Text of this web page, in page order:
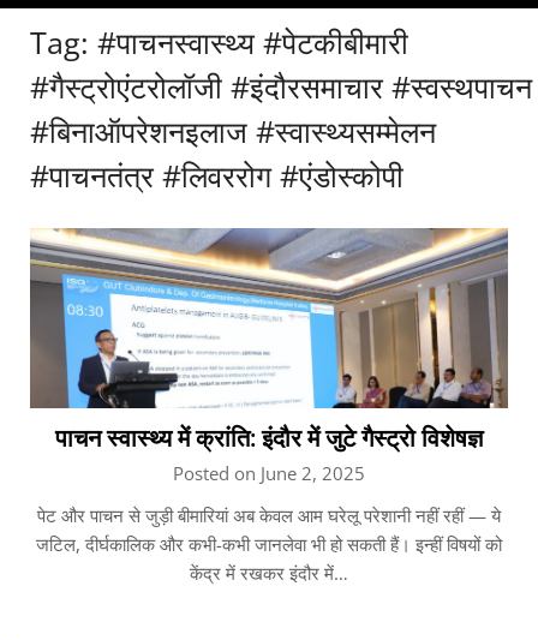
Tag: #पाचनस्वास्थ्य #पेटकीबीमारी
#गैस्ट्रोएंटरोलॉजी #इंदौरसमाचार #स्वस्थपाचन
#बिनाऑपरेशनइलाज #स्वास्थ्यसम्मेलन
#पाचनतंत्र #लिवररोग #एंडोस्कोपी
पाचन स्वास्थ्य में क्रांति: इंदौर में जुटे गैस्ट्रो विशेषज्ञ
Posted on June 2, 2025
पेट और पाचन से जुड़ी बीमारियां अब केवल आम घरेलू परेशानी नहीं रहीं — ये
जटिल, दीर्घकालिक और कभी-कभी जानलेवा भी हो सकती हैं। इन्हीं विषयों को
केंद्र में रखकर इंदौर में…